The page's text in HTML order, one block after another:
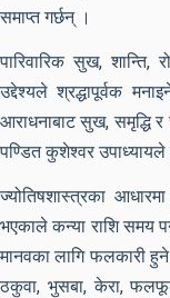
समाप्त गर्छन् ।
पारिवारिक सुख, शान्ति,
उद्देश्यले श्रद्धापूर्वक
आराधनाबाट सुख, समृद्धि र
पण्डित कुशेश्वर उपाध्यायले
ज्योतिषशास्त्रका
भएकाले कन्या राशि समय
मानवका लागि फलकारी
ठकुवा, भुसबा, केरा,